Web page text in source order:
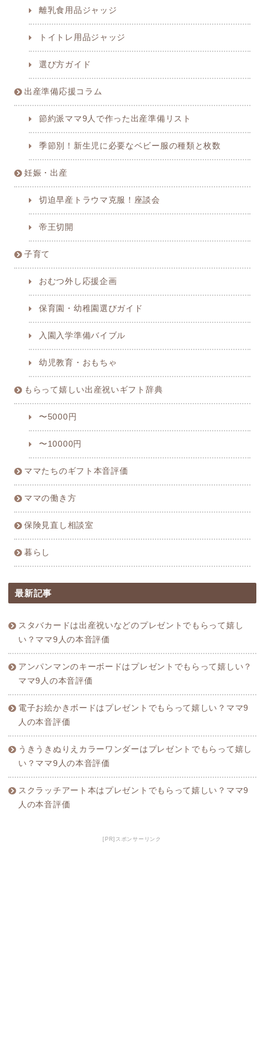
離乳食用品ジャッジ
トイトレ用品ジャッジ
選び方ガイド
出産準備応援コラム
節約派ママ9人で作った出産準備リスト
季節別！新生児に必要なベビー服の種類と枚数
妊娠・出産
切迫早産トラウマ克服！座談会
帝王切開
子育て
おむつ外し応援企画
保育園・幼稚園選びガイド
入園入学準備バイブル
幼児教育・おもちゃ
もらって嬉しい出産祝いギフト辞典
〜5000円
〜10000円
ママたちのギフト本音評価
ママの働き方
保険見直し相談室
暮らし
最新記事
スタバカードは出産祝いなどのプレゼントでもらって嬉し
い？ママ9人の本音評価
アンパンマンのキーボードはプレゼントでもらって嬉しい？
ママ9人の本音評価
電子お絵かきボードはプレゼントでもらって嬉しい？ママ9
人の本音評価
うきうきぬりえカラーワンダーはプレゼントでもらって嬉し
い？ママ9人の本音評価
スクラッチアート本はプレゼントでもらって嬉しい？ママ9
人の本音評価
[PR]スポンサーリンク